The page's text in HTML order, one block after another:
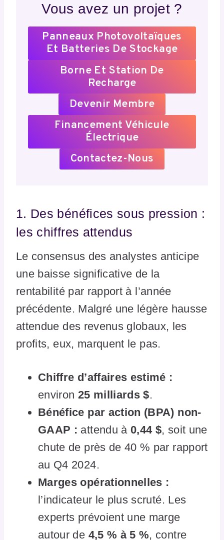
Vous avez un projet ?
Panneaux Photovoltaïques
Et Batteries De Stockage
Borne Et Station De
Recharge
Devenir Membre
Financement Véhicule
Électrique
Contactez-Nous
1. Des bénéfices sous pression :
les chiffres attendus
Le consensus des analystes anticipe
une baisse significative de la
rentabilité par rapport à l’année
précédente. Malgré une légère hausse
attendue des revenus globaux, les
profits, eux, marquent le pas.
Chiffre d’affaires estimé :
environ 25 milliards $.
Bénéfice par action (BPA) non-
GAAP : attendu à 0,44 $, soit une
chute de près de 40 % par rapport
au Q4 2024.
Marges opérationnelles :
l’indicateur le plus scruté. Les
experts prévoient une marge
autour de 4,5 % à 5 %, contre